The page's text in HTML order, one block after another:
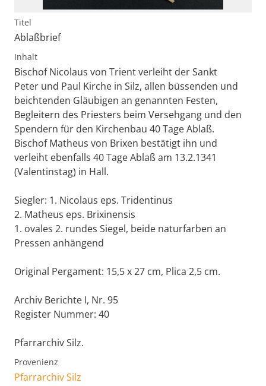
Titel
Ablaßbrief
Inhalt
Bischof Nicolaus von Trient verleiht der Sankt
Peter und Paul Kirche in Silz, allen büssenden und
beichtenden Gläubigen an genannten Festen,
Begleitern des Priesters beim Versehgang und den
Spendern für den Kirchenbau 40 Tage Ablaß.
Bischof Matheus von Brixen bestätigt ihn und
verleiht ebenfalls 40 Tage Ablaß am 13.2.1341
(Valentinstag) in Hall.
Siegler: 1. Nicolaus eps. Tridentinus
2. Matheus eps. Brixinensis
1. ovales 2. rundes Siegel, beide naturfarben an
Pressen anhängend
Original Pergament: 15,5 x 27 cm, Plica 2,5 cm.
Archiv Berichte I, Nr. 95
Register Nummer: 40
Pfarrarchiv Silz.
Provenienz
Pfarrarchiv Silz